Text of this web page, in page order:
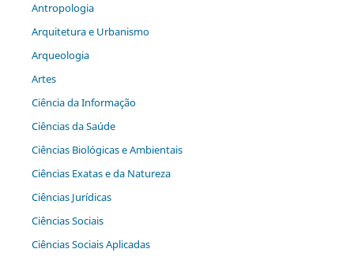
Antropologia
Arquitetura e Urbanismo
Arqueologia
Artes
Ciência da Informação
Ciências da Saúde
Ciências Biológicas e Ambientais
Ciências Exatas e da Natureza
Ciências Jurídicas
Ciências Sociais
Ciências Sociais Aplicadas